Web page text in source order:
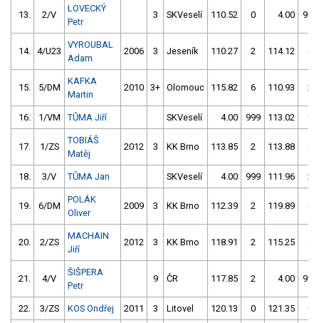
13. 2/V
LOVECKÝ
Petr
3 SKVeselí 110.52 0 4.00 999
14. 4/U23
VYROUBAL
Adam
2006 3 Jeseník 110.27 2 114.12 6
15. 5/DM
KAFKA
Martin
2010 3+ Olomouc 115.82 6 110.93 2
16. 1/VM TŮMA Jiří SKVeselí 4.00 999 113.02 0
17. 1/ZS
TOBIÁŠ
Matěj
2012 3 KK Brno 113.85 2 113.88 0
18. 3/V TŮMA Jan SKVeselí 4.00 999 111.96 2
19. 6/DM
POLÁK
Oliver
2009 3 KK Brno 112.39 2 119.89 6
20. 2/ZS
MACHAIN
Jiří
2012 3 KK Brno 118.91 2 115.25 4
21. 4/V
ŠIŠPERA
Petr
9 ČR 117.85 2 4.00 999
22. 3/ZS KOS Ondřej 2011 3 Litovel 120.13 0 121.35 0